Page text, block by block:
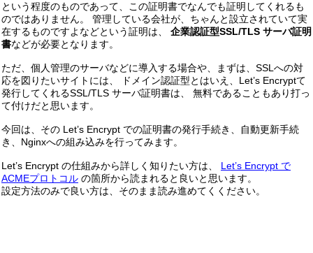
という程度のものであって、この証明書でなんでも証明してくれるも
のではありません。 管理している会社が、ちゃんと設立されていて実
在するものですよなどという証明は、 企業認証型SSL/TLS サーバ証明
書などが必要となります。
ただ、個人管理のサーバなどに導入する場合や、まずは、SSLへの対
応を図りたいサイトには、 ドメイン認証型とはいえ、Let’s Encryptて
発行してくれるSSL/TLS サーバ証明書は、 無料であることもあり打っ
て付けだと思います。
今回は、その Let’s Encrypt での証明書の発行手続き、自動更新手続
き、Nginxへの組み込みを行ってみます。
Let’s Encrypt の仕組みから詳しく知りたい方は、 Let’s Encrypt で
ACMEプロトコル の箇所から読まれると良いと思います。
設定方法のみで良い方は、そのまま読み進めてくください。